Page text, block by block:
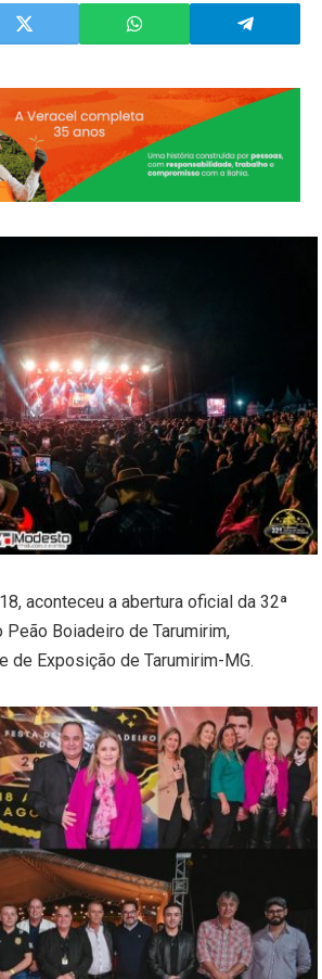
aconteceu a abertura oficial da 32ª
Boiadeiro de Tarumirim,
de Exposição de Tarumirim-MG.